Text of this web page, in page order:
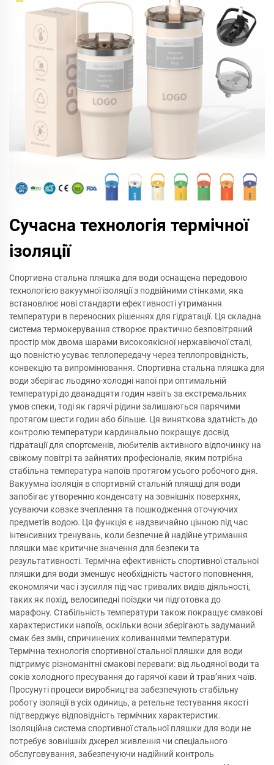
Сучасна технологія термічної
ізоляції
Спортивна стальна пляшка для води оснащена передовою
технологією вакуумної ізоляції з подвійними стінками, яка
встановлює нові стандарти ефективності утримання
температури в переносних рішеннях для гідратації. Ця складна
система термокерування створює практично безповітряний
простір між двома шарами високоякісної нержавіючої сталі,
що повністю усуває теплопередачу через теплопровідність,
конвекцію та випромінювання. Спортивна стальна пляшка для
води зберігає льодяно-холодні напої при оптимальній
температурі до дванадцяти годин навіть за екстремальних
умов спеки, тоді як гарячі рідини залишаються парячими
протягом шести годин або більше. Ця виняткова здатність до
контролю температури кардинально покращує досвід
гідратації для спортсменів, любителів активного відпочинку на
свіжому повітрі та зайнятих професіоналів, яким потрібна
стабільна температура напоїв протягом усього робочого дня.
Вакуумна ізоляція в спортивній стальній пляшці для води
запобігає утворенню конденсату на зовнішніх поверхнях,
усуваючи ковзке зчеплення та пошкодження оточуючих
предметів водою. Ця функція є надзвичайно цінною під час
інтенсивних тренувань, коли безпечне й надійне утримання
пляшки має критичне значення для безпеки та
результативності. Термічна ефективність спортивної стальної
пляшки для води зменшує необхідність частого поповнення,
економлячи час і зусилля під час тривалих видів діяльності,
таких як похід, велосипедні поїздки чи підготовка до
марафону. Стабільність температури також покращує смакові
характеристики напоїв, оскільки вони зберігають задуманий
смак без змін, спричинених коливаннями температури.
Термічна технологія спортивної стальної пляшки для води
підтримує різноманітні смакові переваги: від льодяної води та
соків холодного пресування до гарячої кави й трав’яних чаїв.
Просунуті процеси виробництва забезпечують стабільну
роботу ізоляції в усіх одиниць, а ретельне тестування якості
підтверджує відповідність термічних характеристик.
Ізоляційна система спортивної стальної пляшки для води не
потребує зовнішніх джерел живлення чи спеціального
обслуговування, забезпечуючи надійний контроль